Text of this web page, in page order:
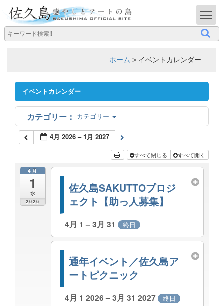
ホーム > イベントカレンダー
イベントカレンダー
カテゴリー
4月 2026 – 1月 2027
すべて閉じる すべて開く
4月
1
水
2026
佐久島SAKUTTOプロジ
ェクト【助っ人募集】
4月 1 – 3月 31 終日
通年イベント／佐久島ア
ートピクニック
4月 1 2026 – 3月 31 2027 終日